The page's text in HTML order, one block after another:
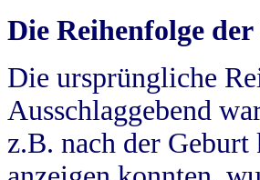
Die Reihenfolge
Die ursprüngliche
Ausschlaggebend
z.B. nach der